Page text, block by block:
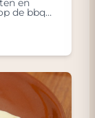
en
de bbq